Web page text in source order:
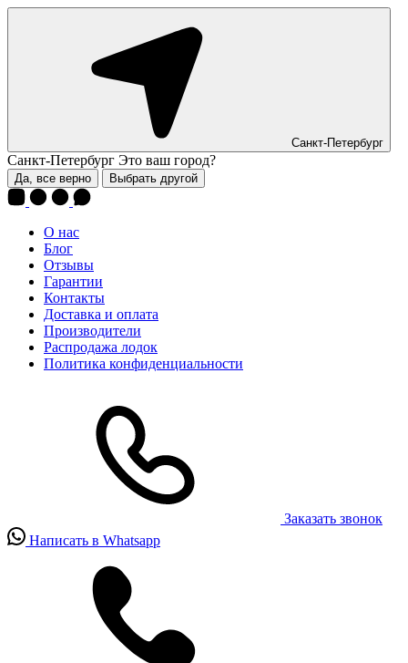
Санкт-Петербург
Санкт-Петербург Это ваш город?
Да, все верно Выбрать другой
О нас
Блог
Отзывы
Гарантии
Контакты
Доставка и оплата
Производители
Распродажа лодок
Политика конфиденциальности
Заказать звонок
Написать в Whatsapp